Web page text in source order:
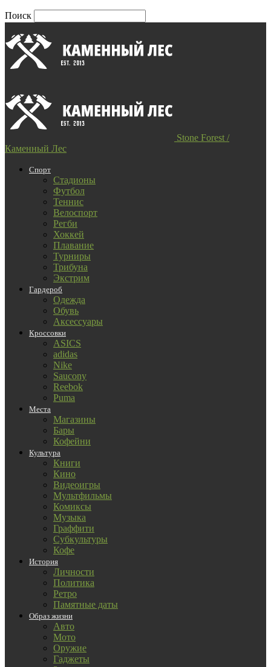
Поиск
Stone Forest /
Каменный Лес
Спорт
Стадионы
Футбол
Теннис
Велоспорт
Регби
Хоккей
Плавание
Турниры
Трибуна
Экстрим
Гардероб
Одежда
Обувь
Аксессуары
Кроссовки
ASICS
adidas
Nike
Saucony
Reebok
Puma
Места
Магазины
Бары
Кофейни
Культура
Книги
Кино
Видеоигры
Мультфильмы
Комиксы
Музыка
Граффити
Субкультуры
Кофе
История
Личности
Политика
Ретро
Памятные даты
Образ жизни
Авто
Мото
Оружие
Гаджеты